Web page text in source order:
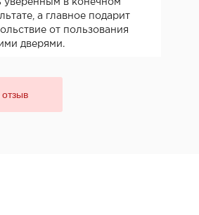
уверенным в конечном
а главное подарит
от пользования
дверями.